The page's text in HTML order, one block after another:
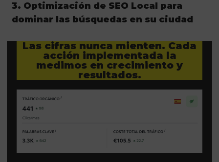
3. Optimización de SEO Local para
dominar las búsquedas en su ciudad
Las cifras nunca mienten. Cada
acción implementada la
medimos en crecimiento y
resultados.